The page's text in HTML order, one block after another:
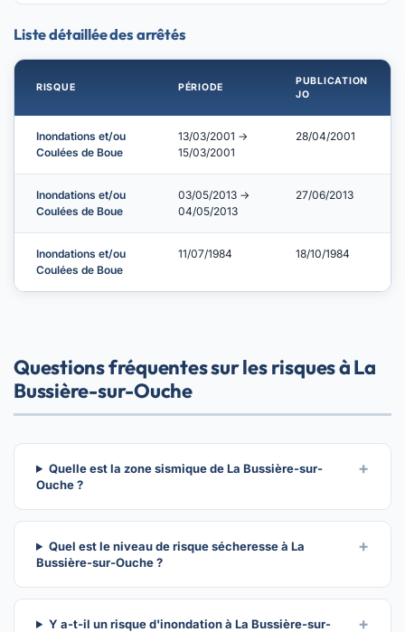
Liste détaillée des arrêtés
RISQUE PÉRIODE
PUBLICATION
JO
Inondations et/ou
Coulées de Boue
13/03/2001 →
15/03/2001
28/04/2001
Inondations et/ou
Coulées de Boue
03/05/2013 →
04/05/2013
27/06/2013
Inondations et/ou
Coulées de Boue
11/07/1984 18/10/1984
Questions fréquentes sur les risques à La
Bussière-sur-Ouche
Quelle est la zone sismique de La Bussière-sur-
Ouche ?
Quel est le niveau de risque sécheresse à La
Bussière-sur-Ouche ?
Y a-t-il un risque d'inondation à La Bussière-sur-